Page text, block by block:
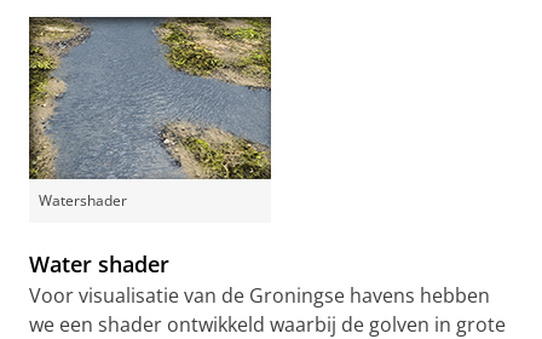
Watershader
Water shader
Voor visualisatie van de Groningse havens hebben
we een shader ontwikkeld waarbij de golven in grote